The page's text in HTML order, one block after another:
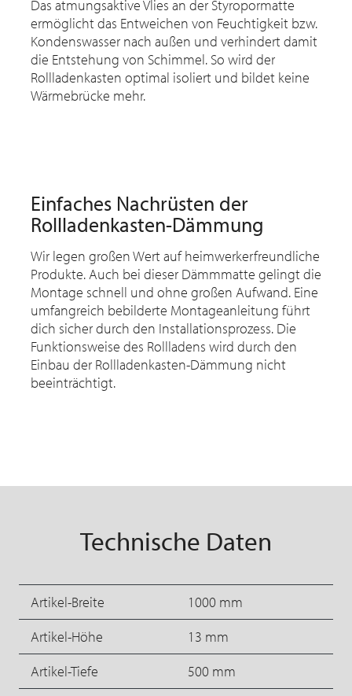
Das atmungsaktive Vlies an der Styropormatte
ermöglicht das Entweichen von Feuchtigkeit bzw.
Kondenswasser nach außen und verhindert damit
die Entstehung von Schimmel. So wird der
Rollladenkasten optimal isoliert und bildet keine
Wärmebrücke mehr.
Einfaches Nachrüsten der
Rollladenkasten-Dämmung
Wir legen großen Wert auf heimwerkerfreundliche
Produkte. Auch bei dieser Dämmmatte gelingt die
Montage schnell und ohne großen Aufwand. Eine
umfangreich bebilderte Montageanleitung führt
dich sicher durch den Installationsprozess. Die
Funktionsweise des Rollladens wird durch den
Einbau der Rollladenkasten-Dämmung nicht
beeinträchtigt.
Technische Daten
Artikel-Breite
1000 mm
Artikel-Höhe
13 mm
Artikel-Tiefe
500 mm